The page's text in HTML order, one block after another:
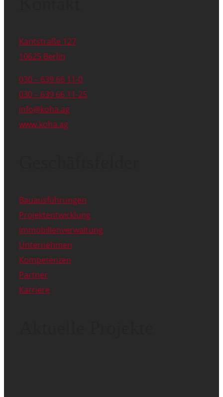
Kantstraße 127
10625 Berlin
030 – 639 66 11-0
030 – 639 66 11-25
info@koha.ag
www.koha.ag
Bauausführungen
Projektentwicklung
Immobilienverwaltung
Unternehmen
Kompetenzen
Partner
Karriere